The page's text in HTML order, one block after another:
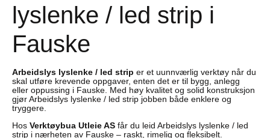
lyslenke / led strip i
Fauske
Arbeidslys lyslenke / led strip er et uunnværlig verktøy når du
skal utføre krevende oppgaver, enten det er til bygg, anlegg
eller oppussing i Fauske. Med høy kvalitet og solid konstruksjon
gjør Arbeidslys lyslenke / led strip jobben både enklere og
tryggere.
Hos Verktøybua Utleie AS får du leid Arbeidslys lyslenke / led
strip i nærheten av Fauske – raskt, rimelig og fleksibelt.